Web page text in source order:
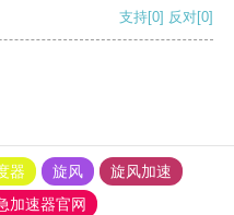
支持[0] 反对[0]
器 旋风
旋风加速
加速器官网